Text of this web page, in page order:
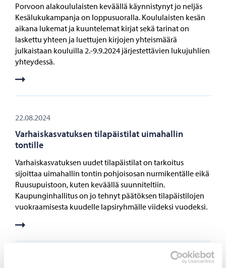
Porvoon alakoululaisten keväällä käynnistynyt jo neljäs
Kesälukukampanja on loppusuoralla. Koululaisten kesän
aikana lukemat ja kuuntelemat kirjat sekä tarinat on
laskettu yhteen ja luettujen kirjojen yhteismäärä
julkaistaan kouluilla 2.-9.9.2024 järjestettävien lukujuhlien
yhteydessä.
22.08.2024
Varhaiskasvatuksen tilapäistilat uimahallin
tontille
Varhaiskasvatuksen uudet tilapäistilat on tarkoitus
sijoittaa uimahallin tontin pohjoisosan nurmikentälle eikä
Ruusupuistoon, kuten keväällä suunniteltiin.
Kaupunginhallitus on jo tehnyt päätöksen tilapäistilojen
vuokraamisesta kuudelle lapsiryhmälle viideksi vuodeksi.